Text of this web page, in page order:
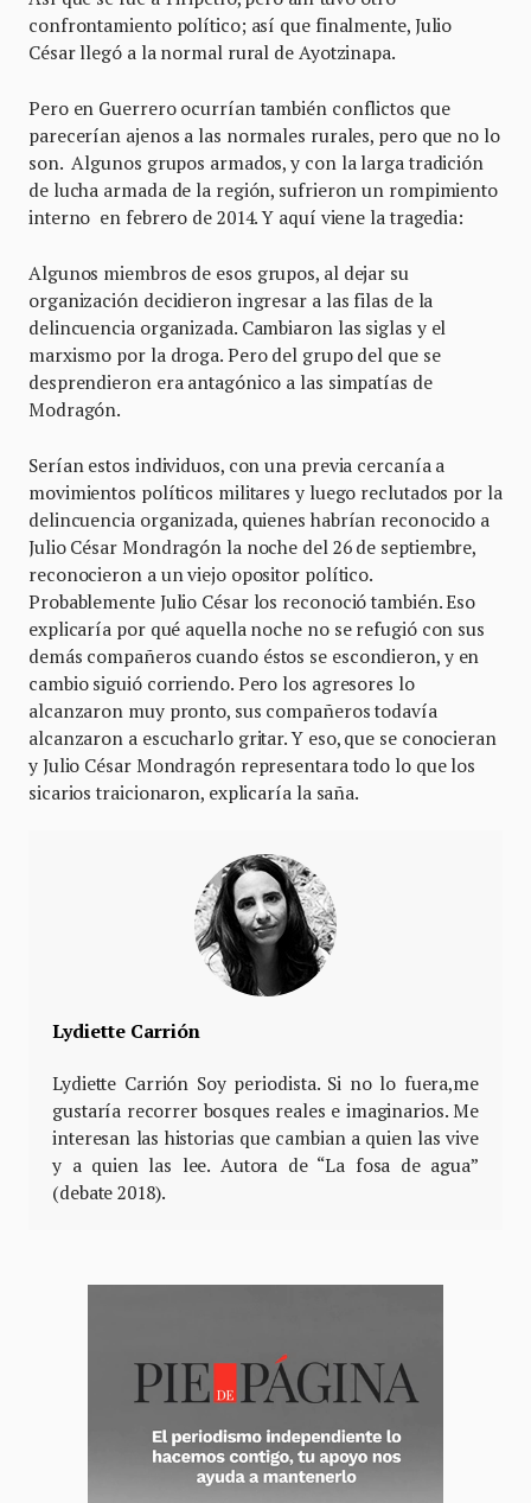
confrontamiento político; así que finalmente, Julio
César llegó a la normal rural de Ayotzinapa.
Pero en Guerrero ocurrían también conflictos que
parecerían ajenos a las normales rurales, pero que no lo
son. Algunos grupos armados, y con la larga tradición
de lucha armada de la región, sufrieron un rompimiento
interno en febrero de 2014. Y aquí viene la tragedia:
Algunos miembros de esos grupos, al dejar su
organización decidieron ingresar a las filas de la
delincuencia organizada. Cambiaron las siglas y el
marxismo por la droga. Pero del grupo del que se
desprendieron era antagónico a las simpatías de
Modragón.
Serían estos individuos, con una previa cercanía a
movimientos políticos militares y luego reclutados por la
delincuencia organizada, quienes habrían reconocido a
Julio César Mondragón la noche del 26 de septiembre,
reconocieron a un viejo opositor político.
Probablemente Julio César los reconoció también. Eso
explicaría por qué aquella noche no se refugió con sus
demás compañeros cuando éstos se escondieron, y en
cambio siguió corriendo. Pero los agresores lo
alcanzaron muy pronto, sus compañeros todavía
alcanzaron a escucharlo gritar. Y eso, que se conocieran
y Julio César Mondragón representara todo lo que los
sicarios traicionaron, explicaría la saña.
Lydiette Carrión
Lydiette Carrión Soy periodista. Si no lo fuera,me
gustaría recorrer bosques reales e imaginarios. Me
interesan las historias que cambian a quien las vive
y a quien las lee. Autora de “La fosa de agua”
(debate 2018).